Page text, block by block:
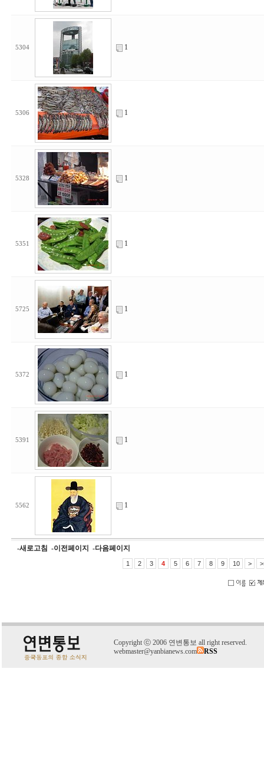
5304 1
5306 1
5328 1
5351 1
5725 1
5372 1
5391 1
5562 1
-새로고침 -이전페이지 -다음페이지
1 2 3 4 5 6 7 8 9 10 >
Copyright ⓒ 2006 연변통보 all right reserved.
webmaster@yanbianews.com
RSS